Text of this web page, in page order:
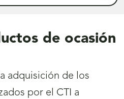
de ocasión
adquisición de los
por el CTI a